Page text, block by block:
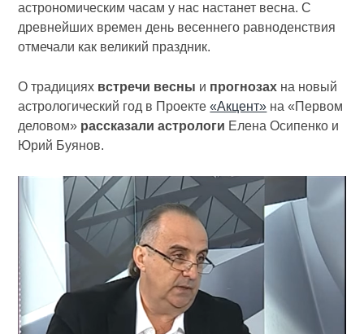
астрономическим часам у нас настанет весна. С
древнейших времен день весеннего равноденствия
отмечали как великий праздник.
О традициях встречи весны и прогнозах на новый
астрологический год в Проекте«Акцент» на «Первом
деловом» рассказали астрологи Елена Осипенко и
Юрий Буянов.